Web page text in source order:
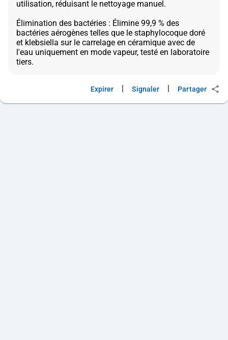
utilisation, réduisant le nettoyage manuel.
Élimination des bactéries : Élimine 99,9 % des
bactéries aérogènes telles que le staphylocoque doré
et klebsiella sur le carrelage en céramique avec de
l'eau uniquement en mode vapeur, testé en laboratoire
Expirer Signaler Partager